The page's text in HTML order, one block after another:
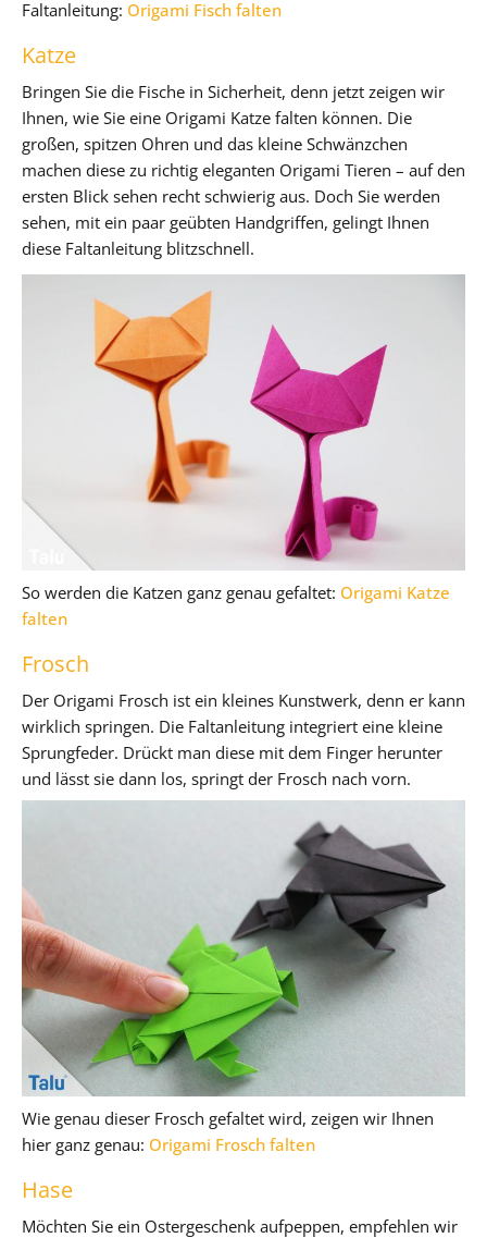
Faltanleitung: Origami Fisch falten
Katze
Bringen Sie die Fische in Sicherheit, denn jetzt zeigen wir
Ihnen, wie Sie eine Origami Katze falten können. Die
großen, spitzen Ohren und das kleine Schwänzchen
machen diese zu richtig eleganten Origami Tieren – auf den
ersten Blick sehen recht schwierig aus. Doch Sie werden
sehen, mit ein paar geübten Handgriffen, gelingt Ihnen
diese Faltanleitung blitzschnell.
So werden die Katzen ganz genau gefaltet: Origami Katze
falten
Frosch
Der Origami Frosch ist ein kleines Kunstwerk, denn er kann
wirklich springen. Die Faltanleitung integriert eine kleine
Sprungfeder. Drückt man diese mit dem Finger herunter
und lässt sie dann los, springt der Frosch nach vorn.
Wie genau dieser Frosch gefaltet wird, zeigen wir Ihnen
hier ganz genau: Origami Frosch falten
Hase
Möchten Sie ein Ostergeschenk aufpeppen, empfehlen wir